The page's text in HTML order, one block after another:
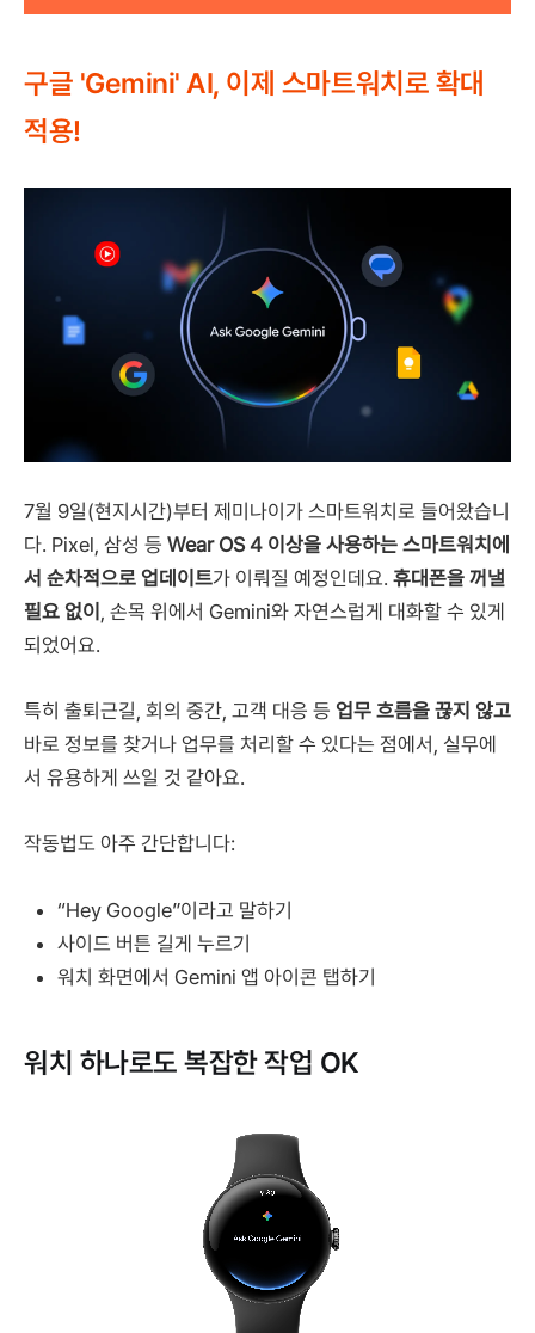
구글 'Gemini' AI, 이제 스마트워치로 확대
적용!
7월 9일(현지시간)부터 제미나이가 스마트워치로 들어왔습니
다. Pixel, 삼성 등 Wear OS 4 이상을 사용하는 스마트워치에
서 순차적으로 업데이트가 이뤄질 예정인데요. 휴대폰을 꺼낼
필요 없이 , 손목 위에서 Gemini와 자연스럽게 대화할 수 있게
되었어요.
특히 출퇴근길, 회의 중간, 고객 대응 등 업무 흐름을 끊지 않고
바로 정보를 찾거나 업무를 처리할 수 있다는 점에서, 실무에
서 유용하게 쓰일 것 같아요.
작동법도 아주 간단합니다:
“Hey Google”이라고 말하기
사이드 버튼 길게 누르기
워치 화면에서 Gemini 앱 아이콘 탭하기
워치 하나로도 복잡한 작업 OK